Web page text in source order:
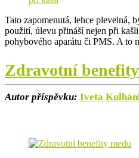
Tato zapomenutá, lehce plevelná,
použití, úlevu přináší nejen při
pohybového aparátu či PMS. A to
Zdravotní
Autor příspěvku: Iveta